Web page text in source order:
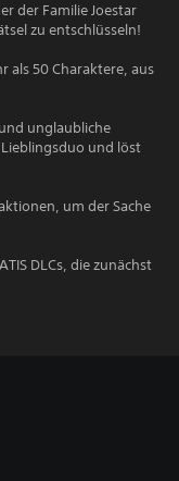
der Familie Joestar
zu entschlüsseln!
als 50 Charaktere, aus
und unglaubliche
und löst
um der Sache
DLCs, die zunächst